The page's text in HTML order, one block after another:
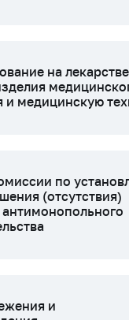
на
и медицинскую
по
(отсутствия)
и